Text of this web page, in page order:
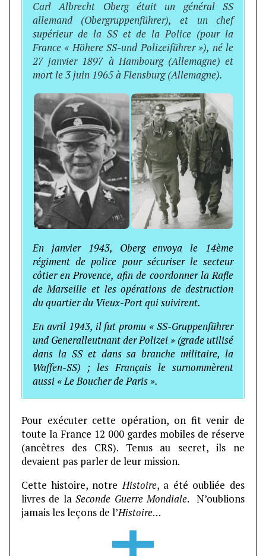
Carl Albrecht Oberg était un général SS
allemand (Obergruppenführer), et un chef
supérieur de la SS et de la Police (pour la
France « Höhere SS-und Polizeiführer »), né le
27 janvier 1897 à Hambourg (Allemagne) et
mort le 3 juin 1965 à Flensburg (Allemagne).
En janvier 1943, Oberg envoya le 14ème
régiment de police pour sécuriser le secteur
côtier en Provence, afin de coordonner la Rafle
de Marseille et les opérations de destruction
du quartier du Vieux-Port qui suivirent.
En avril 1943, il fut promu « SS-Gruppenführer
und Generalleutnant der Polizei » (grade utilisé
dans la SS et dans sa branche militaire, la
Waffen-SS) ; les Français le surnommèrent
aussi « Le Boucher de Paris ».
Pour exécuter cette opération, on fit venir de
toute la France 12 000 gardes mobiles de réserve
(ancêtres des CRS). Tenus au secret, ils ne
devaient pas parler de leur mission.
Cette histoire, notreHistoire, a été oubliée des
livres de laSeconde Guerre Mondiale. N’oublions
jamais les leçons de l’Histoire…